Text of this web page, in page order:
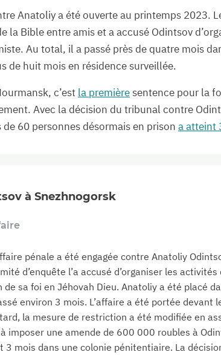
Anatoliy a été ouverte au printemps 2023.
la Bible entre amis et a accusé Odintsov
Au total, il a passé près de quatre mois
de huit mois en résidence surveillée.
c’est la premièresentence pour la
Avec la décision du tribunal contre
60 personnes désormais en prison a atteint
à Snezhnogorsk
pénale a été engagée contre Anatoliy
d’enquête l’a accusé d’organiser les
sa foi en Jéhovah Dieu. Anatoliy a été placé
environ 3 mois. L’affaire a été portée devant
la mesure de restriction a été modifiée en
imposer une amende de 600 000 roubles à
3 mois dans une colonie pénitentiaire. La